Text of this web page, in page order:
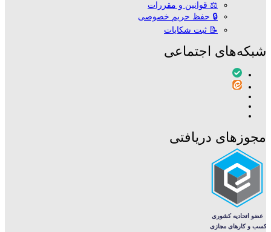
⚖ قوانین و مقررات
🔒 حفظ حریم خصوصی
📝 ثبت شکایات
شبکه‌های اجتماعی
مجوزهای دریافتی